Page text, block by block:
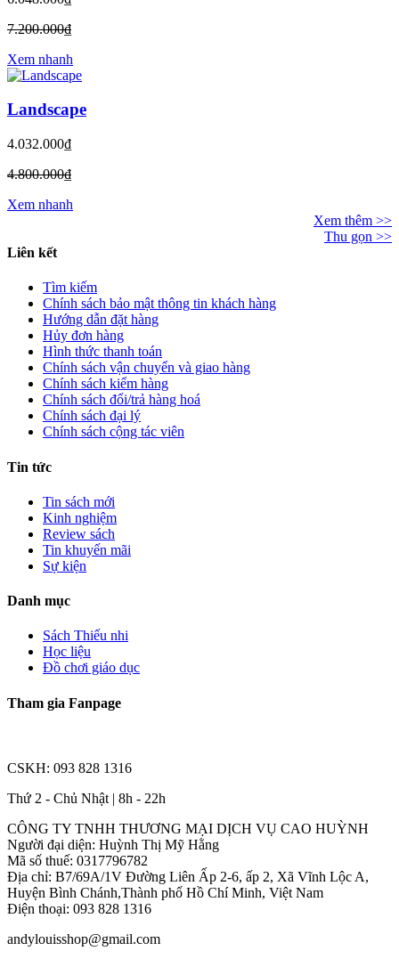
7.200.000₫
Xem nhanh
Landscape
4.032.000₫
4.800.000₫
Xem nhanh
Xem thêm >>
Thu gọn >>
Liên kết
Tìm kiếm
Chính sách bảo mật thông tin khách hàng
Hướng dẫn đặt hàng
Hủy đơn hàng
Hình thức thanh toán
Chính sách vận chuyển và giao hàng
Chính sách kiểm hàng
Chính sách đổi/trả hàng hoá
Chính sách đại lý
Chính sách cộng tác viên
Tin tức
Tin sách mới
Kinh nghiệm
Review sách
Tin khuyến mãi
Sự kiện
Danh mục
Sách Thiếu nhi
Học liệu
Đồ chơi giáo dục
Tham gia Fanpage
CSKH: 093 828 1316
Thứ 2 - Chủ Nhật | 8h - 22h
CÔNG TY TNHH THƯƠNG MẠI DỊCH VỤ CAO HUỲNH
Người đại diện: Huỳnh Thị Mỹ Hằng
Mã số thuế: 0317796782
Địa chỉ: B7/69A/1V Đường Liên Ấp 2-6, ấp 2, Xã Vĩnh Lộc A,
Huyện Bình Chánh,Thành phố Hồ Chí Minh, Việt Nam
Điện thoại: 093 828 1316
andylouisshop@gmail.com